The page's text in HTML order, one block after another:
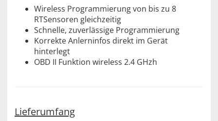
Wireless Programmierung von bis zu 8
RTSensoren gleichzeitig
Schnelle, zuverlässige Programmierung
Korrekte Anlerninfos direkt im Gerät
hinterlegt
OBD II Funktion wireless 2.4 GHzh
Lieferumfang